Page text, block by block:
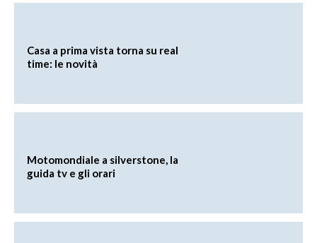
Casa a prima vista torna su real
time: le novità
Motomondiale a silverstone, la
guida tv e gli orari